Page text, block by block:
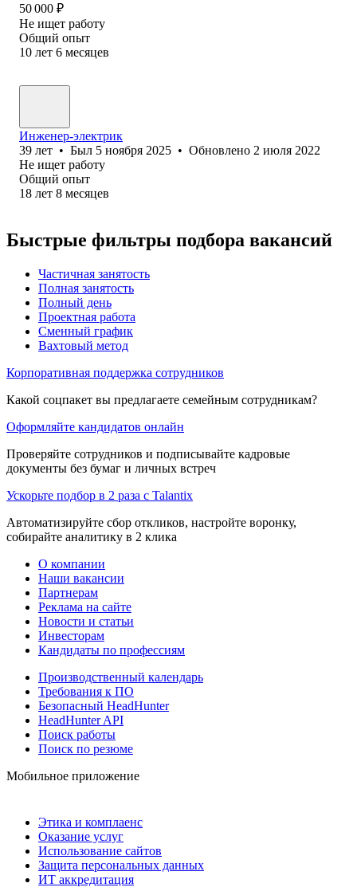
50 000 ₽
Не ищет работу
Общий опыт
10 лет 6 месяцев
Инженер-электрик
39 лет • Был 5 ноября 2025 • Обновлено 2 июля 2022
Не ищет работу
Общий опыт
18 лет 8 месяцев
Быстрые фильтры подбора вакансий
Частичная занятость
Полная занятость
Полный день
Проектная работа
Сменный график
Вахтовый метод
Корпоративная поддержка сотрудников
Какой соцпакет вы предлагаете семейным сотрудникам?
Оформляйте кандидатов онлайн
Проверяйте сотрудников и подписывайте кадровые
документы без бумаг и личных встреч
Ускорьте подбор в 2 раза с Talantix
Автоматизируйте сбор откликов, настройте воронку,
собирайте аналитику в 2 клика
О компании
Наши вакансии
Партнерам
Реклама на сайте
Новости и статьи
Инвесторам
Кандидаты по профессиям
Производственный календарь
Требования к ПО
Безопасный HeadHunter
HeadHunter API
Поиск работы
Поиск по резюме
Мобильное приложение
Этика и комплаенс
Оказание услуг
Использование сайтов
Защита персональных данных
ИТ аккредитация